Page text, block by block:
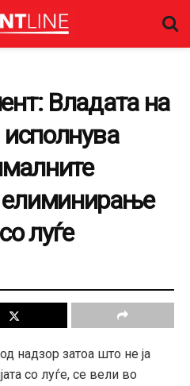
Владата на
исполнува
елиминирање
луѓе
надзор затоа што не ја
со луѓе, се вели во